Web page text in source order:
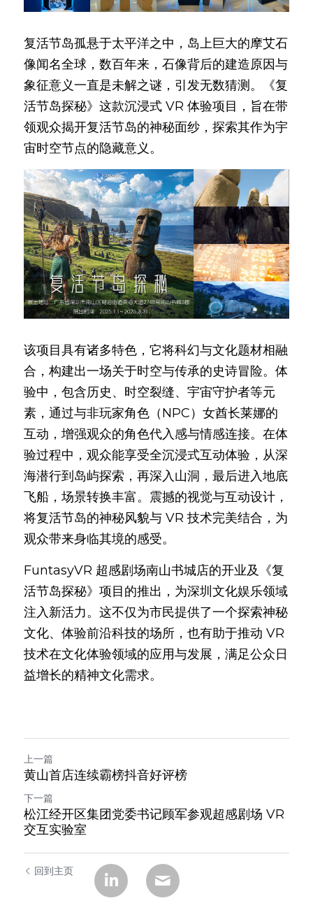
复活节岛孤悬于太平洋之中，岛上巨大的摩艾石
像闻名全球，数百年来，石像背后的建造原因与
象征意义一直是未解之谜，引发无数猜测。《复
活节岛探秘》这款沉浸式 VR 体验项目，旨在带
领观众揭开复活节岛的神秘面纱，探索其作为宇
宙时空节点的隐藏意义。
该项目具有诸多特色，它将科幻与文化题材相融
合，构建出一场关于时空与传承的史诗冒险。体
验中，包含历史、时空裂缝、宇宙守护者等元
素，通过与非玩家角色（NPC）女酋长莱娜的
互动，增强观众的角色代入感与情感连接。在体
验过程中，观众能享受全沉浸式互动体验，从深
海潜行到岛屿探索，再深入山洞，最后进入地底
飞船，场景转换丰富。震撼的视觉与互动设计，
将复活节岛的神秘风貌与 VR 技术完美结合，为
观众带来身临其境的感受。
FuntasyVR 超感剧场南山书城店的开业及《复
活节岛探秘》项目的推出，为深圳文化娱乐领域
注入新活力。这不仅为市民提供了一个探索神秘
文化、体验前沿科技的场所，也有助于推动 VR
技术在文化体验领域的应用与发展，满足公众日
益增长的精神文化需求。
上一篇
黄山首店连续霸榜抖音好评榜
下一篇
松江经开区集团党委书记顾军参观超感剧场 VR
交互实验室
回到主页